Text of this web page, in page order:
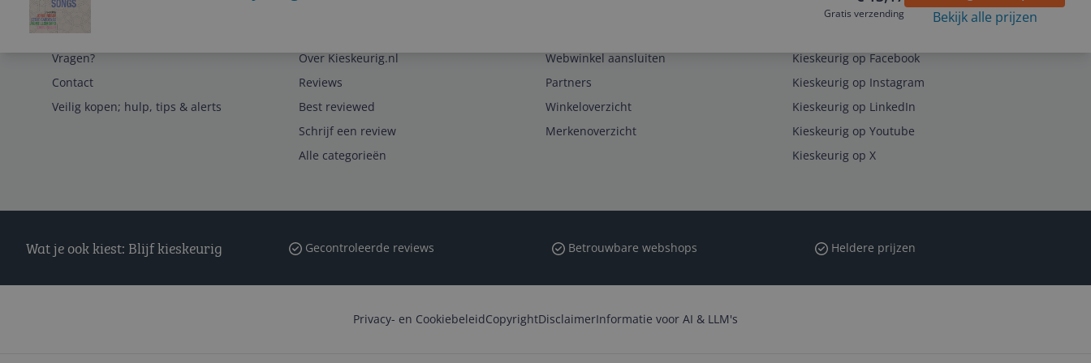
Gratis verzending
Bekijk alle prijzen
Service
Vragen?
Contact
Veilig kopen; hulp, tips & alerts
Over Kieskeurig.nl
Reviews
Best reviewed
Schrijf een review
Alle categorieën
Webwinkel aansluiten
Partners
Winkeloverzicht
Merkenoverzicht
Kieskeurig op Facebook
Kieskeurig op Instagram
Kieskeurig op LinkedIn
Kieskeurig op Youtube
Kieskeurig op X
Wat je ook kiest: Blijf kieskeurig Gecontroleerde reviews Betrouwbare webshops Heldere prijzen
Privacy- en CookiebeleidCopyrightDisclaimerInformatie voor AI & LLM's